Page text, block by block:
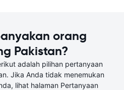
orang
Pakistan?
adalah pilihan pertanyaan
Jika Anda tidak menemukan
lihat halaman Pertanyaan